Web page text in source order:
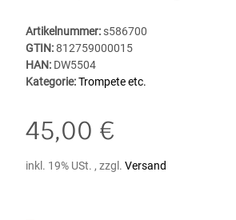
Artikelnummer: s586700
GTIN:812759000015
HAN: DW5504
Kategorie:Trompete etc.
45,00 €
inkl. 19% USt. , zzgl. Versand